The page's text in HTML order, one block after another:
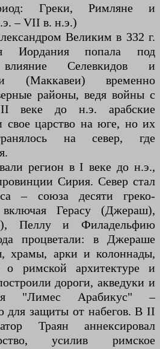
Греки, Римляне и
– VII в. н.э.)
Великим в 332 г.
Иордания попала под
влияние Селевкидов и
(Маккавеи) временно
районы, ведя войны с
веке до н.э. арабские
свое царство на юге, но их
на север, где
регион в I веке до н.э.,
Сирия. Север стал
– союза десяти греко-
Герасу (Джераш),
Пеллу и Филадельфию
процветали: в Джераше
храмы, арки и колоннады,
о римской архитектуре и
дороги, акведуки и
"Лимес Арабикус" –
для защиты от набегов. В II
Траян аннексировал
усилив римское